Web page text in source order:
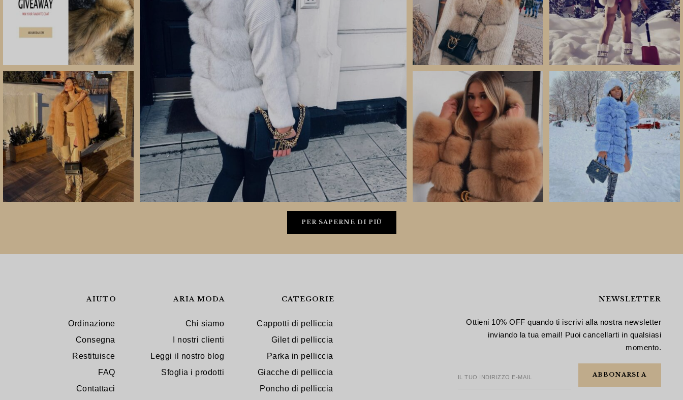
PER SAPERNE DI PIÙ
AIUTO
Ordinazione
Consegna
Restituisce
FAQ
Contattaci
ARIA MODA
Chi siamo
I nostri clienti
Leggi il nostro blog
Sfoglia i prodotti
CATEGORIE
Cappotti di pelliccia
Gilet di pelliccia
Parka in pelliccia
Giacche di pelliccia
Poncho di pelliccia
NEWSLETTER
Ottieni 10% OFF quando ti iscrivi alla nostra newsletter
inviando la tua email! Puoi cancellarti in qualsiasi
momento.
IL TUO INDIRIZZO E-MAIL